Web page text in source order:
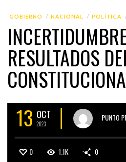
GOBIERNO NACIONAL POLÍTICA
RESULTADOS
13 OCT
2023
PUNTO
0 1.1K 0